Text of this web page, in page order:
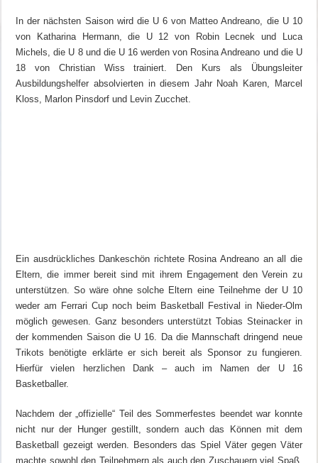
In der nächsten Saison wird die U 6 von Matteo Andreano, die U 10
von Katharina Hermann, die U 12 von Robin Lecnek und Luca
Michels, die U 8 und die U 16 werden von Rosina Andreano und die U
18 von Christian Wiss trainiert. Den Kurs als Übungsleiter
Ausbildungshelfer absolvierten in diesem Jahr Noah Karen, Marcel
Kloss, Marlon Pinsdorf und Levin Zucchet.
Ein ausdrückliches Dankeschön richtete Rosina Andreano an all die
Eltern, die immer bereit sind mit ihrem Engagement den Verein zu
unterstützen. So wäre ohne solche Eltern eine Teilnehme der U 10
weder am Ferrari Cup noch beim Basketball Festival in Nieder-Olm
möglich gewesen. Ganz besonders unterstützt Tobias Steinacker in
der kommenden Saison die U 16. Da die Mannschaft dringend neue
Trikots benötigte erklärte er sich bereit als Sponsor zu fungieren.
Hierfür vielen herzlichen Dank – auch im Namen der U 16
Basketballer.
Nachdem der „offizielle“ Teil des Sommerfestes beendet war konnte
nicht nur der Hunger gestillt, sondern auch das Können mit dem
Basketball gezeigt werden. Besonders das Spiel Väter gegen Väter
machte sowohl den Teilnehmern als auch den Zuschauern viel Spaß.